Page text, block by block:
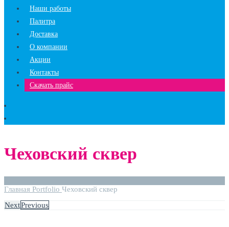
Наши работы
Палитра
Доставка
О компании
Акции
Контакты
Скачать прайс
Чеховский сквер
Главная Portfolio Чеховский сквер
NextPrevious